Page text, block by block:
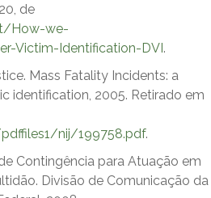
de
How-we-
Victim-Identification-DVI.
Mass Fatality Incidents: a
identification, 2005. Retirado em
nij/199758.pdf.
Contingência para Atuação em
Divisão de Comunicação da